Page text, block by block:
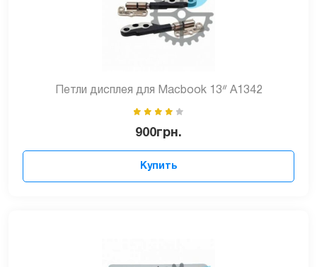
Петли дисплея для Macbook 13ᐥ A1342
900грн.
Купить